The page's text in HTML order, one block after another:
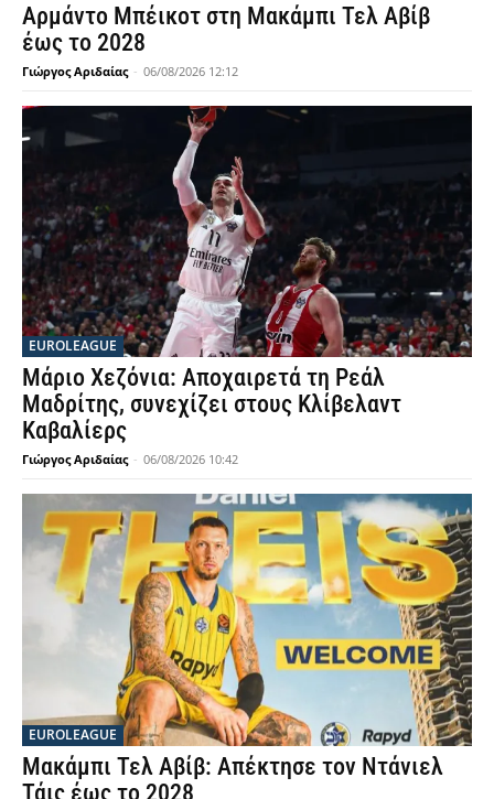
Αρμάντο Μπέικοτ στη Μακάμπι Τελ Αβίβ
έως το 2028
Γιώργος Αριδαίας - 06/08/2026 12:12
EUROLEAGUE
Μάριο Χεζόνια: Αποχαιρετά τη Ρεάλ
Μαδρίτης, συνεχίζει στους Κλίβελαντ
Καβαλίερς
Γιώργος Αριδαίας - 06/08/2026 10:42
EUROLEAGUE
Μακάμπι Τελ Αβίβ: Απέκτησε τον Ντάνιελ
Τάις έως το 2028